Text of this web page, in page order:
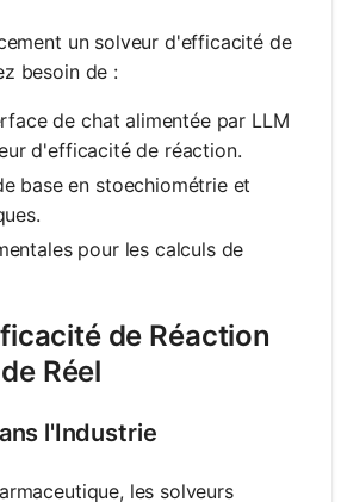
un solveur d'efficacité de
besoin de :
de chat alimentée par LLM
d'efficacité de réaction.
base en stoechiométrie et
pour les calculs de
de Réaction
Réel
l'Industrie
les solveurs